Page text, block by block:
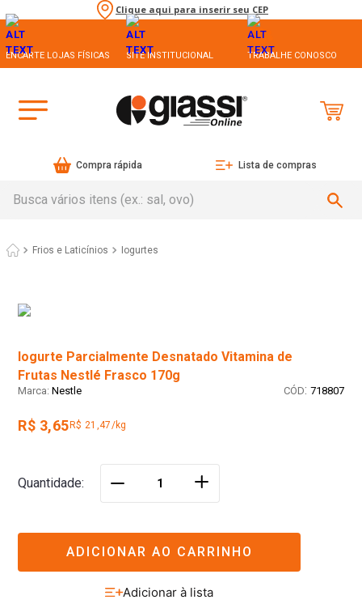
Clique aqui para inserir seu CEP
ENCARTE LOJAS FÍSICAS SITE INSTITUCIONAL TRABALHE CONOSCO
Compra rápida Lista de compras
Frios e Laticínios Iogurtes
Iogurte Parcialmente Desnatado Vitamina de
Frutas Nestlé Frasco 170g
Nestle : 718807
R$ 3,65 R$ 21,47/kg
Quantidade ＋
ADICIONAR AO CARRINHO